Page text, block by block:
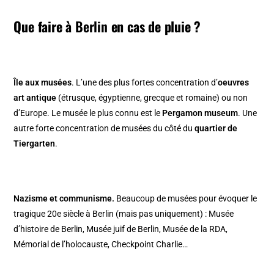
Que faire à Berlin en cas de pluie ?
Île aux musées. L’une des plus fortes concentration d’oeuvres
art antique (étrusque, égyptienne, grecque et romaine) ou non
d’Europe. Le musée le plus connu est le Pergamon museum. Une
autre forte concentration de musées du côté duquartier de
Tiergarten.
Nazisme et communisme. Beaucoup de musées pour évoquer le
tragique 20e siècle à Berlin (mais pas uniquement) : Musée
d’histoire de Berlin, Musée juif de Berlin, Musée de la RDA,
Mémorial de l’holocauste, Checkpoint Charlie…